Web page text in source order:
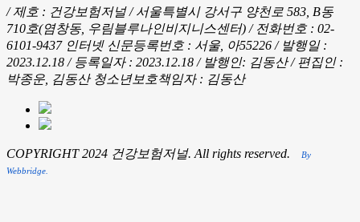
/ 제호 : 건강보험저널 /서울특별시 강서구 양천로 583, B동
710호(염창동, 우림블루나인비지니스센터) / 전화번호 : 02-
6101-9437 인터넷 신문등록번호 : 서울, 아55226 / 발행일 :
2023.12.18 / 등록일자 : 2023.12.18 / 발행인: 김동산 / 편집인 :
박종운, 김동산 청소년보호책임자 : 김동산
COPYRIGHT 2024 건강보험저널. All rights reserved.
By
Webbridge.